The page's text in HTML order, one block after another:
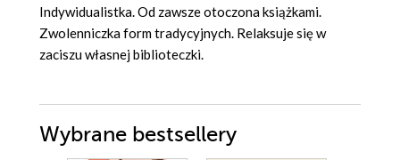
Indywidualistka. Od zawsze otoczona książkami.
Zwolenniczka form tradycyjnych. Relaksuje się w
zaciszu własnej biblioteczki.
Wybrane bestsellery